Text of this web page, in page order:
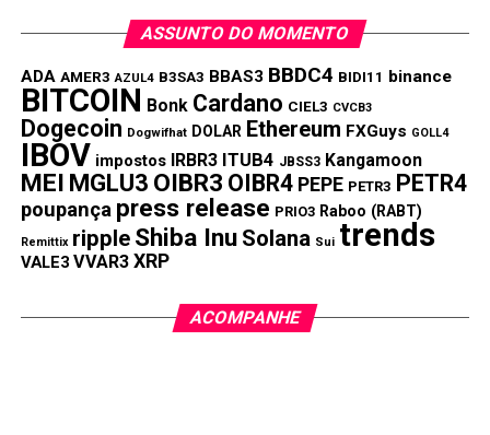
de sua recente queda, o Dogecoin provou ser uma
mememoeda resiliente e popular dentro da comunidade
de criptomoedas.
Shiba Inu (SHIB)
ASSUNTO DO MOMENTO
ADA AMER3 AZUL4 B3SA3 BBAS3 BBDC4 BIDI11 binance
BITCOIN Bonk Cardano CIEL3 CVCB3
Dogecoin Dogwifhat DOLAR Ethereum FXGuys GOLL4
IBOV impostos IRBR3 ITUB4 JBSS3 Kangamoon
MEI MGLU3 OIBR3 OIBR4 PEPE PETR3 PETR4
poupança press release PRIO3 Raboo (RABT)
Remittix ripple Shiba Inu Solana Sui trends
VALE3 VVAR3 XRP
ACOMPANHE